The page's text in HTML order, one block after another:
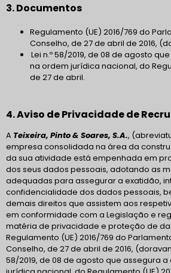
3. Documentos
Regulamento (UE) 2016/769 do
Conselho, de 27 de abril de 2016,
Lei n.º 58/2019, de 08 de agosto
na ordem jurídica nacional, do
de 27 de abril.
4. Aviso de Privacidade de
A Teixeira, Pinto & Soares, S.A.,
empresa consolidada na área da
da sua atividade está empenhada em
dos seus dados pessoais, adotando as
adequadas para assegurar a exatidão,
confidencialidade dos dados pessoais,
demais direitos que assistem aos
em conformidade com a Legislação e
matéria de privacidade e proteção de
Regulamento (UE) 2016/769 do
Conselho, de 27 de abril de 2016,
58/2019, de 08 de agosto que assegura